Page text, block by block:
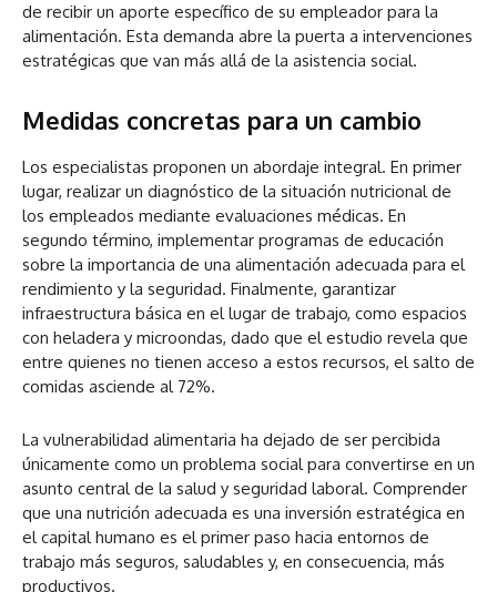
de recibir un aporte específico de su empleador para la
alimentación. Esta demanda abre la puerta a intervenciones
estratégicas que van más allá de la asistencia social.
Medidas concretas para un cambio
Los especialistas proponen un abordaje integral. En primer
lugar, realizar un diagnóstico de la situación nutricional de
los empleados mediante evaluaciones médicas. En
segundo término, implementar programas de educación
sobre la importancia de una alimentación adecuada para el
rendimiento y la seguridad. Finalmente, garantizar
infraestructura básica en el lugar de trabajo, como espacios
con heladera y microondas, dado que el estudio revela que
entre quienes no tienen acceso a estos recursos, el salto de
comidas asciende al 72%.
La vulnerabilidad alimentaria ha dejado de ser percibida
únicamente como un problema social para convertirse en un
asunto central de la salud y seguridad laboral. Comprender
que una nutrición adecuada es una inversión estratégica en
el capital humano es el primer paso hacia entornos de
trabajo más seguros, saludables y, en consecuencia, más
productivos.